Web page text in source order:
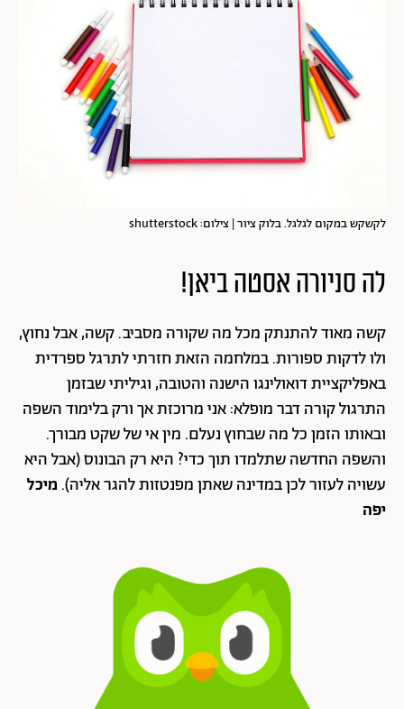
לקשקש במקום לגלגל. בלוק ציור | צילום: shutterstock
לה סניורה אסטה ביאן!
קשה מאוד להתנתק מכל מה שקורה מסביב. קשה, אבל נחוץ,
ולו לדקות ספורות. במלחמה הזאת חזרתי לתרגל ספרדית
באפליקצייתדואולינגוהישנה והטובה, וגיליתי שבזמן
התרגול קורה דבר מופלא: אני מרוכזת אך ורק בלימוד השפה
ובאותו הזמן כל מה שבחוץ נעלם. מין אי של שקט מבורך.
והשפה החדשה שתלמדו תוך כדי? היא רק הבונוס (אבל היא
עשויה לעזור לכן במדינה שאתן מפנטזות להגר אליה). מיכל
יפה